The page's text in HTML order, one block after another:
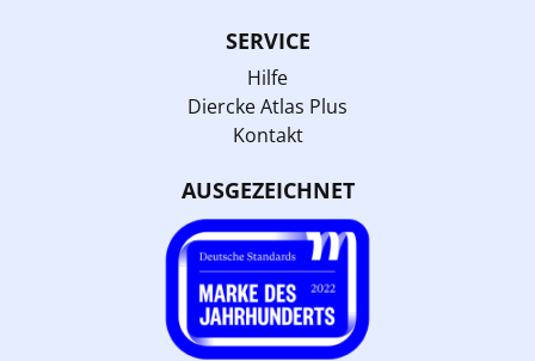
SERVICE
Hilfe
Diercke Atlas Plus
Kontakt
AUSGEZEICHNET